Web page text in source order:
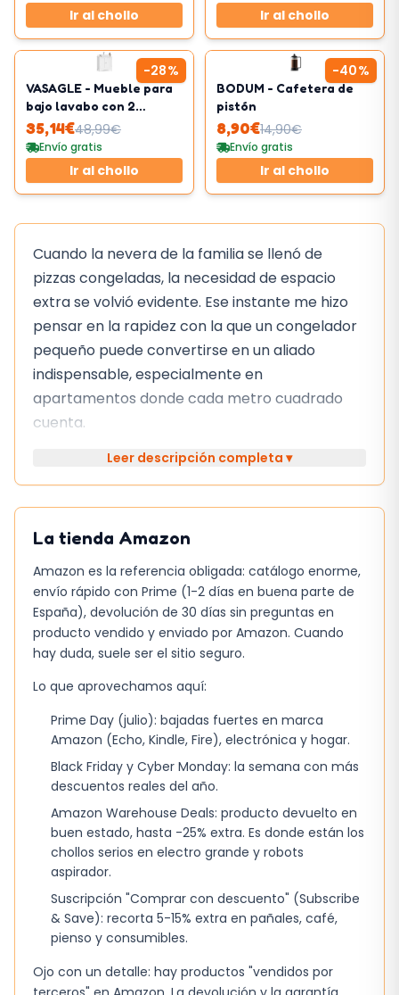
Ir al chollo Ir al chollo
-28%
VASAGLE - Mueble para
bajo lavabo con 2
puertas
35,14€48,99€
Envío gratis
Ir al chollo
-40%
BODUM - Cafetera de
pistón
8,90€14,90€
Envío gratis
Ir al chollo
Cuando la nevera de la familia se llenó de
pizzas congeladas, la necesidad de espacio
extra se volvió evidente. Ese instante me hizo
pensar en la rapidez con la que un congelador
pequeño puede convertirse en un aliado
indispensable, especialmente en
apartamentos donde cada metro cuadrado
cuenta.
Lo bueno, lo regular y lo que no
termina de convencer
que lo sitúa en un punto intermedio: suficiente
para la mayoría de las familias sin llegar a ser
un gigante que ocupe toda la pared. La opción
de convertirlo en frigorífico ofrece flexibilidad,
aunque el proceso de volteo requiere tiempo y
un funcionamientosilencioso
38 dB, lo cual es notable en zonas donde el
ruido puede ser un factor de incomodidad. El
control electrónico de temperatura permite
ajustes precisos, aunque la interfaz es algo
básica y no cuenta con pantalla táctil ni
conectividad Wi‑Fi, lo que puede resultar un
poco limitado para usuarios acostumbrados a
sistemas inteligentes.
En cuanto a la eficiencia energética, el diseño
ofrece un rendimiento sólido, pero el consumo
de energía aumenta cuando se utiliza la
Leer descripción completa ▾
La tienda Amazon
Amazon es la referencia obligada: catálogo enorme,
envío rápido con Prime (1-2 días en buena parte de
España), devolución de 30 días sin preguntas en
producto vendido y enviado por Amazon. Cuando
hay duda, suele ser el sitio seguro.
Lo que aprovechamos aquí:
Prime Day (julio): bajadas fuertes en marca
Amazon (Echo, Kindle, Fire), electrónica y hogar.
Black Friday y Cyber Monday: la semana con más
descuentos reales del año.
Amazon Warehouse Deals: producto devuelto en
buen estado, hasta -25% extra. Es donde están los
chollos serios en electro grande y robots
aspirador.
Suscripción "Comprar con descuento" (Subscribe
& Save): recorta 5-15% extra en pañales, café,
pienso y consumibles.
Ojo con un detalle: hay productos "vendidos por